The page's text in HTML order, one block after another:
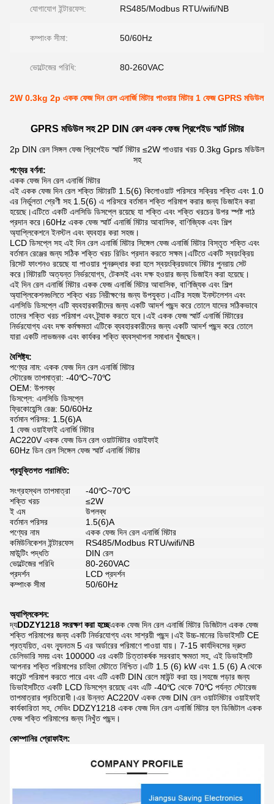
যোগাযোগ ইন্টারফেস: RS485/Modbus RTU/wifi/NB
কম্পাংক সীমা: 50/60Hz
ভোল্টেজের পরিধি: 80-260VAC
2W 0.3kg 2p একক ফেজ দিন রেল এনার্জি মিটার পাওয়ার মিটার 1 ফেজ GPRS মডিউল
GPRS মডিউল সহ 2P DIN রেল একক ফেজ প্রিপেইড স্মার্ট মিটার
2p DIN রেল সিঙ্গল ফেজ প্রিপেইড স্মার্ট মিটার ≤2W পাওয়ার খরচ 0.3kg Gprs মডিউল
সহ
পণ্যের বর্ণনা:
একক ফেজ দিন রেল এনার্জি মিটার
এই একক ফেজ দিন রেল শক্তি মিটারটি 1.5(6) কিলোওয়াট পরিসরে সক্রিয় শক্তি এবং 1.0
এর নির্ভুলতা শ্রেণী সহ 1.5(6) এ পরিসরে বর্তমান শক্তি পরিমাপ করার জন্য ডিজাইন করা
হয়েছে।এটিতে একটি এলসিডি ডিসপ্লে রয়েছে যা শক্তি এবং শক্তি খরচের উপর স্পষ্ট পাঠ
প্রদান করে।60Hz একক ফেজ স্মার্ট এনার্জি মিটার আবাসিক, বাণিজ্যিক এবং শিল্প
অ্যাপ্লিকেশনে ইনস্টল এবং ব্যবহার করা সহজ।
LCD ডিসপ্লে সহ এই দিন রেল এনার্জি মিটার সিঙ্গেল ফেজ এনার্জি মিটার বিস্তৃত শক্তি এবং
বর্তমান রেঞ্জের জন্য সঠিক শক্তি খরচ রিডিং প্রদান করতে সক্ষম।এটিতে একটি স্বয়ংক্রিয়
রিসেট ফাংশনও রয়েছে যা পাওয়ার পুনরুদ্ধার করা হলে স্বয়ংক্রিয়ভাবে মিটার পুনরায় সেট
করে।মিটারটি অত্যন্ত নির্ভরযোগ্য, টেকসই এবং দক্ষ হওয়ার জন্য ডিজাইন করা হয়েছে।
এই দিন রেল এনার্জি মিটার একক ফেজ এনার্জি মিটার আবাসিক, বাণিজ্যিক এবং শিল্প
অ্যাপ্লিকেশনগুলিতে শক্তি খরচ নিরীক্ষণের জন্য উপযুক্ত।এটির সহজ ইনস্টলেশন এবং
এলসিডি ডিসপ্লে এটি ব্যবহারকারীদের জন্য একটি আদর্শ পছন্দ করে তোলে যাদের সঠিকভাবে
তাদের শক্তি খরচ পরিমাপ এবং ট্র্যাক করতে হবে।এই একক ফেজ স্মার্ট এনার্জি মিটারের
নির্ভরযোগ্য এবং দক্ষ কর্মক্ষমতা এটিকে ব্যবহারকারীদের জন্য একটি আদর্শ পছন্দ করে তোলে
যারা একটি লাভজনক এবং কার্যকর শক্তি ব্যবস্থাপনা সমাধান খুঁজছেন।
বৈশিষ্ট্য:
পণ্যের নাম: একক ফেজ দিন রেল এনার্জি মিটার
স্টোরেজ তাপমাত্রা: -40℃~70℃
OEM: উপলব্ধ
ডিসপ্লে: এলসিডি ডিসপ্লে
ফ্রিকোয়েন্সি রেঞ্জ: 50/60Hz
বর্তমান পরিসর: 1.5(6)A
1 ফেজ ওয়াইফাই এনার্জি মিটার
AC220V একক ফেজ ডিন রেল ওয়াটমিটার ওয়াইফাই
60Hz ডিন রেল সিঙ্গেল ফেজ স্মার্ট এনার্জি মিটার
প্রযুক্তিগত পরামিতি:
সংগ্রহস্থল তাপমাত্রা
-40℃~70℃
শক্তি খরচ
≤2W
ই এম
উপলব্ধ
বর্তমান পরিসর
1.5(6)A
পণ্যের নাম
একক ফেজ দিন রেল এনার্জি মিটার
কমিউনিকেশন ইন্টারফেস
RS485/Modbus RTU/wifi/NB
মাউন্টিং পদ্ধতি
DIN রেল
ভোল্টেজের পরিধি
80-260VAC
প্রদর্শন
LCD প্রদর্শন
কম্পাংক সীমা
50/60Hz
অ্যাপ্লিকেশন:
দ্যDDZY1218 সংরক্ষণ করা হচ্ছেএকক ফেজ দিন রেল এনার্জি মিটার ডিজিটাল একক ফেজ
শক্তি পরিমাপের জন্য একটি নির্ভরযোগ্য এবং সাশ্রয়ী পছন্দ।এই উচ্চ-মানের ডিভাইসটি CE
প্রত্যয়িত, এবং ন্যূনতম 5 এর অর্ডারের পরিমাণে পাওয়া যায়। 7-15 কার্যদিবসের দ্রুত
ডেলিভারি সময় এবং 100000 এর একটি চিত্তাকর্ষক সরবরাহ ক্ষমতা সহ, এই ডিভাইসটি
আপনার শক্তি পরিমাপের চাহিদা মেটাতে নিশ্চিত।এটি 1.5 (6) kW এবং 1.5 (6) A থেকে
কারেন্ট পরিমাপ করতে পারে এবং এটি একটি DIN রেলে মাউন্ট করা হয়।সহজে পড়ার জন্য
ডিভাইসটিতে একটি LCD ডিসপ্লে রয়েছে এবং এটি -40℃ থেকে 70℃ পর্যন্ত স্টোরেজ
তাপমাত্রার প্রতিরোধী।এর উন্নত AC220V একক ফেজ DIN রেল ওয়াটমিটার ওয়াইফাই
কার্যকারিতা সহ, সেভিং DDZY1218 একক ফেজ দিন রেল এনার্জি মিটার হল ডিজিটাল একক
ফেজ শক্তি পরিমাপের জন্য নিখুঁত পছন্দ।
কোম্পানির প্রোফাইল: